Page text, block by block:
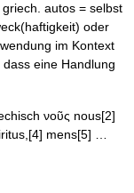
autos = selbst
oder
im Kontext
eine Handlung
νοῦς nous[2]
mens[5] …